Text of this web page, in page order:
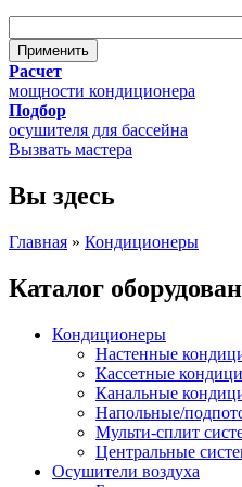
Расчет
мощности кондиционера
Подбор
осушителя для бассейна
Вызвать мастера
Вы здесь
Главная » Кондиционеры
Каталог
Кондиционеры
Настенные
Кассетные
Канальные
Напольные/
Мульти-сплит
Центральные
Осушители воздуха